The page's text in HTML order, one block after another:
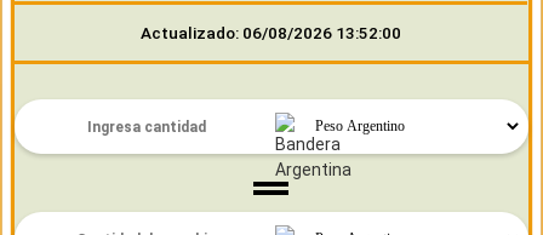
Actualizado: 06/08/2026 13:52:00